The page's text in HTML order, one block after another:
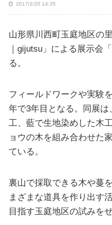
2017/2/20 14:35
山形県川西町玉庭地区の
｜gijutsu」による展示会
る。
フィールドワークや実験
年で3年目となる。同展
工、藍で生地染めした木
ョウの木を組み合わせた
ている。
裏山で採取できる木や蔓
まざまな道具を作り出す
目指す玉庭地区の試みを